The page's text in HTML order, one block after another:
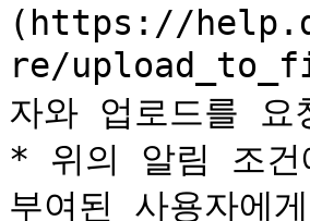
(https://
re/
자와 업로드를
* 위의 알림 조건
부여된 사용자에